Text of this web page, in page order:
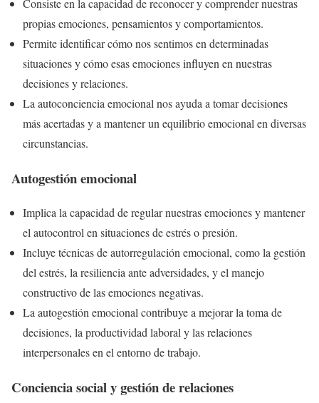
Consiste en la capacidad de reconocer y comprender nuestras
propias emociones, pensamientos y comportamientos.
Permite identificar cómo nos sentimos en determinadas
situaciones y cómo esas emociones influyen en nuestras
decisiones y relaciones.
La autoconciencia emocional nos ayuda a tomar decisiones
más acertadas y a mantener un equilibrio emocional en diversas
circunstancias.
Autogestión emocional
Implica la capacidad de regular nuestras emociones y mantener
el autocontrol en situaciones de estrés o presión.
Incluye técnicas de autorregulación emocional, como la gestión
del estrés, la resiliencia ante adversidades, y el manejo
constructivo de las emociones negativas.
La autogestión emocional contribuye a mejorar la toma de
decisiones, la productividad laboral y las relaciones
interpersonales en el entorno de trabajo.
Conciencia social y gestión de relaciones